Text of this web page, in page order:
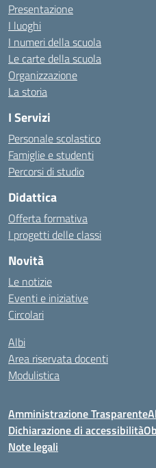
Presentazione
I luoghi
I numeri della scuola
Le carte della scuola
Organizzazione
La storia
I Servizi
Personale scolastico
Famiglie e studenti
Percorsi di studio
Didattica
Offerta formativa
I progetti delle classi
Novità
Le notizie
Eventi e iniziative
Circolari
Albi
Area riservata docenti
Modulistica
Amministrazione Trasparente
Dichiarazione di accessibilità
Note legali